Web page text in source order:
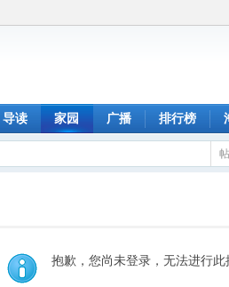
导读 家园 广播 排行榜
抱歉，您尚未登录，无法进行此